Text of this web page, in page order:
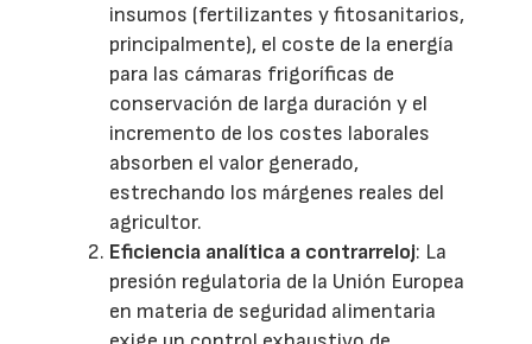
insumos (fertilizantes y fitosanitarios,
principalmente), el coste de la energía
para las cámaras frigoríficas de
conservación de larga duración y el
incremento de los costes laborales
absorben el valor generado,
estrechando los márgenes reales del
agricultor.
Eficiencia analítica a contrarreloj: La
presión regulatoria de la Unión Europea
en materia de seguridad alimentaria